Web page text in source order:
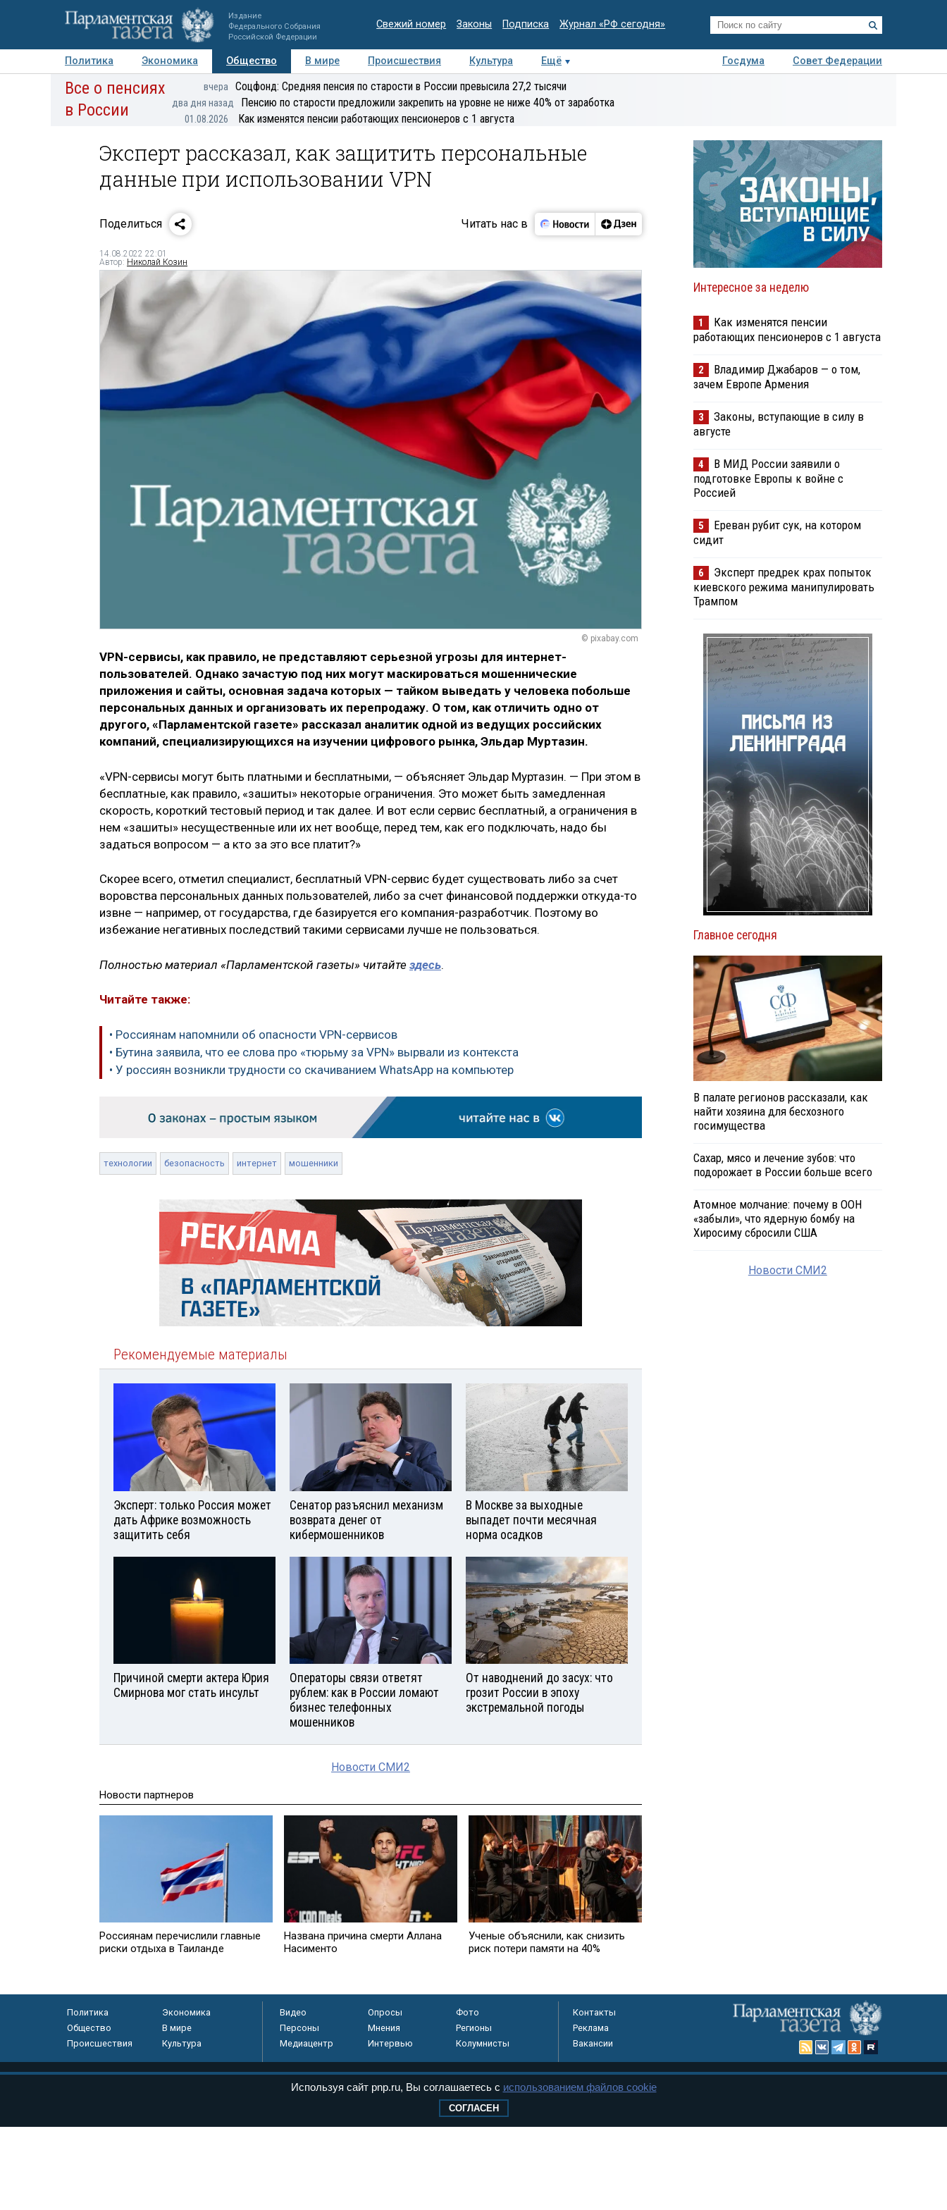
Издание
Федерального Собрания
Российской Федерации
Свежий номер Законы Подписка Журнал «РФ сегодня»
Политика Экономика Общество В мире Происшествия Культура Ещё Госдума
Совет Федерации
Авторы Персоны Мнения Регионы Медиацентр Интервью Колумнисты
экспертиза
Все о пенсиях
в России
вчера Соцфонд: Средняя пенсия по старости в России превысила 27,2 тысячи
два дня назад Пенсию по старости предложили закрепить на уровне не ниже 40% от заработка
01.08.2026 Как изменятся пенсии работающих пенсионеров с 1 августа
Эксперт рассказал, как защитить персональные
данные при использовании VPN
Поделиться Читать нас в
14.08.2022 22:01
Автор: Николай Козин
© pixabay.com
VPN-сервисы, как правило, не представляют серьезной угрозы для интернет-
пользователей. Однако зачастую под них могут маскироваться мошеннические
приложения и сайты, основная задача которых — тайком выведать у человека побольше
персональных данных и организовать их перепродажу. О том, как отличить одно от
другого, «Парламентской газете» рассказал аналитик одной из ведущих российских
компаний, специализирующихся на изучении цифрового рынка, Эльдар Муртазин.
«VPN-сервисы могут быть платными и бесплатными, — объясняет Эльдар Муртазин. — При этом в
бесплатные, как правило, «зашиты» некоторые ограничения. Это может быть замедленная
скорость, короткий тестовый период и так далее. И вот если сервис бесплатный, а ограничения в
нем «зашиты» несущественные или их нет вообще, перед тем, как его подключать, надо бы
задаться вопросом — а кто за это все платит?»
Скорее всего, отметил специалист, бесплатный VPN-сервис будет существовать либо за счет
воровства персональных данных пользователей, либо за счет финансовой поддержки откуда-то
извне — например, от государства, где базируется его компания-разработчик. Поэтому во
избежание негативных последствий такими сервисами лучше не пользоваться.
Полностью материал «Парламентской газеты» читайте здесь.
Читайте также:
• Россиянам напомнили об опасности VPN-сервисов
• Бутина заявила, что ее слова про «тюрьму за VPN» вырвали из контекста
• У россиян возникли трудности со скачиванием WhatsApp на компьютер
технологии безопасность интернет мошенники
Рекомендуемые материалы
Эксперт: только Россия может
дать Африке возможность
защитить себя
Сенатор разъяснил механизм
возврата денег от
кибермошенников
В Москве за выходные
выпадет почти месячная
норма осадков
Причиной смерти актера Юрия
Смирнова мог стать инсульт
Операторы связи ответят
рублем: как в России ломают
бизнес телефонных
мошенников
От наводнений до засух: что
грозит России в эпоху
экстремальной погоды
Новости СМИ2
Новости партнеров
Россиянам перечислили главные
риски отдыха в Таиланде
Названа причина смерти Аллана
Насименто
Ученые объяснили, как снизить
риск потери памяти на 40%
Интересное за неделю
1
Как изменятся пенсии
работающих пенсионеров с 1 августа
2
Владимир Джабаров — о том,
зачем Европе Армения
3
Законы, вступающие в силу в
августе
4
В МИД России заявили о
подготовке Европы к войне с
Россией
5
Ереван рубит сук, на котором
сидит
6
Эксперт предрек крах попыток
киевского режима манипулировать
Трампом
Главное сегодня
В палате регионов рассказали, как
найти хозяина для бесхозного
госимущества
Сахар, мясо и лечение зубов: что
подорожает в России больше всего
Атомное молчание: почему в ООН
«забыли», что ядерную бомбу на
Хиросиму сбросили США
Новости СМИ2
Политика
Экономика
Общество
В мире
Происшествия
Культура
Видео Опросы
Фото
Персоны
Мнения
Регионы
Медиацентр
Интервью Колумнисты
Контакты
Реклама
Вакансии
Используя сайт pnp.ru, Вы соглашаетесь с использованием файлов cookie
СОГЛАСЕН